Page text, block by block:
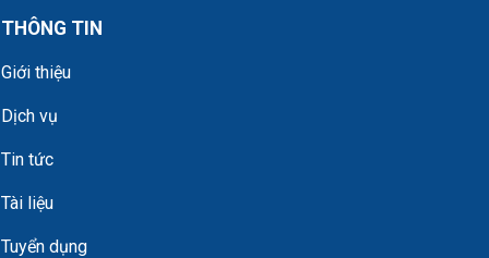
THÔNG TIN
Giới thiệu
Dịch vụ
Tin tức
Tài liệu
Tuyển dụng